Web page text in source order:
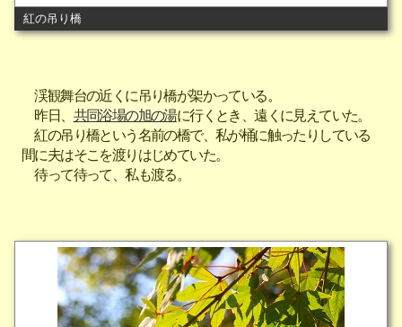
紅の吊り橋
渓観舞台の近くに吊り橋が架かっている。
昨日、 共同浴場の旭の湯に行くとき、遠くに見えていた。
紅の吊り橋という名前の橋で、私が桶に触ったりしている
間に夫はそこを渡りはじめていた。
待って待って、私も渡る。